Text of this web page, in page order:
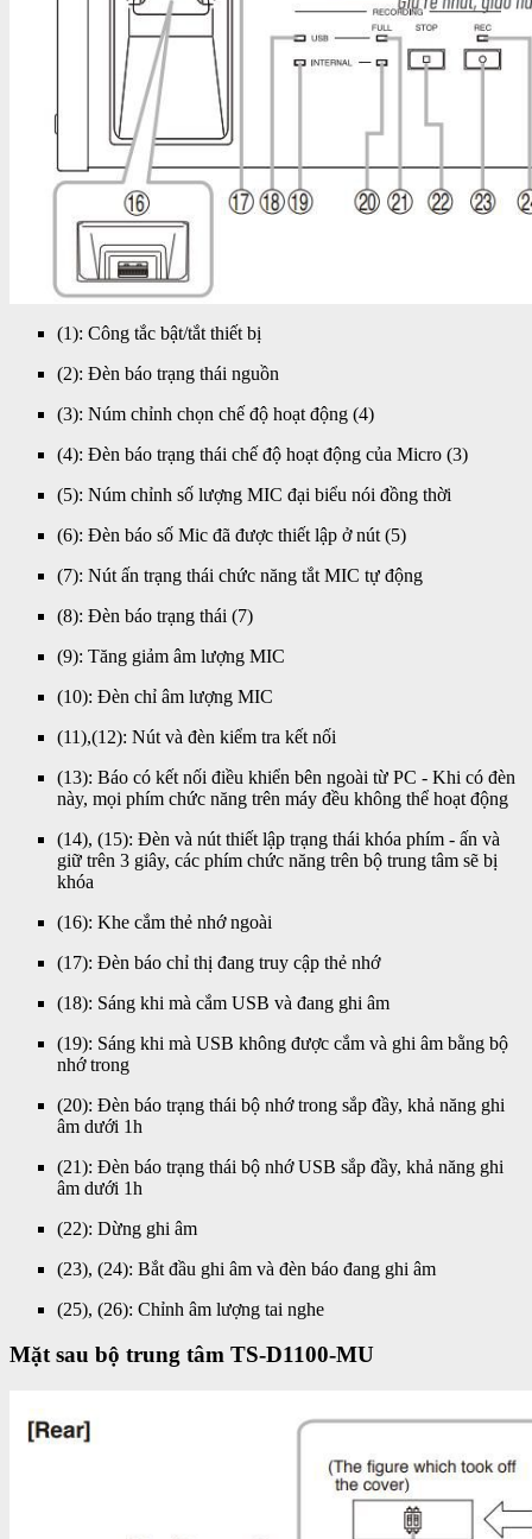
(1): Công tắc bật/tắt thiết bị
(2): Đèn báo trạng thái nguồn
(3): Núm chỉnh chọn chế độ hoạt động (4)
(4): Đèn báo trạng thái chế độ hoạt động của Micro (3)
(5): Núm chỉnh số lượng MIC đại biểu nói đồng thời
(6): Đèn báo số Mic đã được thiết lập ở nút (5)
(7): Nút ấn trạng thái chức năng tắt MIC tự động
(8): Đèn báo trạng thái (7)
(9): Tăng giảm âm lượng MIC
(10): Đèn chỉ âm lượng MIC
(11),(12): Nút và đèn kiểm tra kết nối
(13): Báo có kết nối điều khiển bên ngoài từ PC - Khi có đèn
này, mọi phím chức năng trên máy đều không thể hoạt động
(14), (15): Đèn và nút thiết lập trạng thái khóa phím - ấn và
giữ trên 3 giây, các phím chức năng trên bộ trung tâm sẽ bị
khóa
(16): Khe cắm thẻ nhớ ngoài
(17): Đèn báo chỉ thị đang truy cập thẻ nhớ
(18): Sáng khi mà cắm USB và đang ghi âm
(19): Sáng khi mà USB không được cắm và ghi âm bằng bộ
nhớ trong
(20): Đèn báo trạng thái bộ nhớ trong sắp đầy, khả năng ghi
âm dưới 1h
(21): Đèn báo trạng thái bộ nhớ USB sắp đầy, khả năng ghi
âm dưới 1h
(22): Dừng ghi âm
(23), (24): Bắt đầu ghi âm và đèn báo đang ghi âm
(25), (26): Chỉnh âm lượng tai nghe
Mặt sau bộ trung tâm TS-D1100-MU